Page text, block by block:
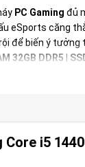
PC Gaming đủ
eSports căng
để biến ý tưởng
32GB DDR5 |
mà, không
i5